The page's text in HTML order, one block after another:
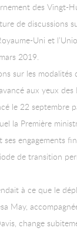
des Vingt-
de discussions
Uni et
2019.
sur les modalités
aux yeux des
le 22 septembre
la Première
ses engagements
de transition
à ce que le
May,
change